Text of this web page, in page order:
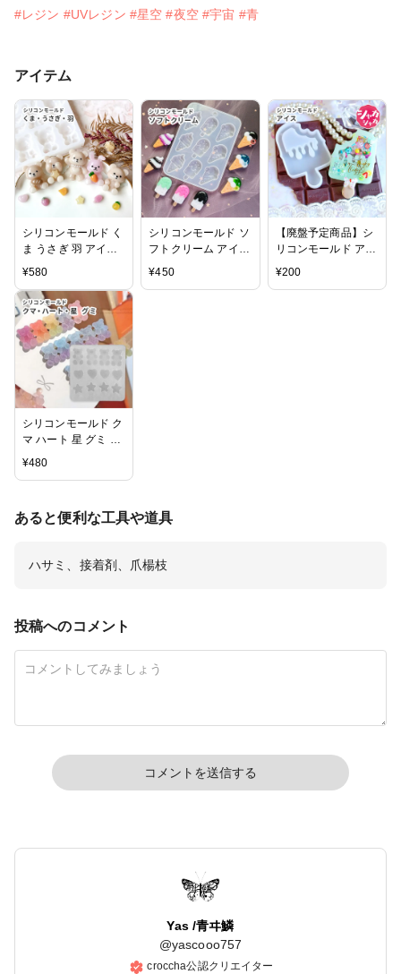
#レジン #UVレジン #星空 #夜空 #宇宙 #青
アイテム
シリコンモールド く
ま うさぎ 羽 アイス
フルーツ デコパーツ
¥580
シリコンモールド ソ
フトクリーム アイス
キャンディー アイス
¥450
【廃盤予定商品】シ
リコンモールド アイ
ス シャカシャカ レ
¥200
シリコンモールド ク
マ ハート 星 グミ シ
ュガーグミ
¥480
あると便利な工具や道具
ハサミ、接着剤、爪楊枝
投稿へのコメント
コメントを送信する
Yas /青ヰ鱗
@yascooo757
croccha公認クリエイター